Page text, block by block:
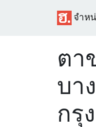
จำห
ตา
บา
กรุ